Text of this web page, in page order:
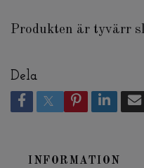
Produkten är tyvärr
Dela
INFORMATION